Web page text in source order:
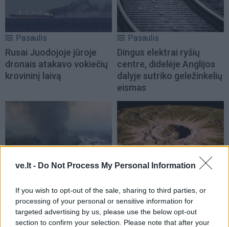
ve.lt - Do Not Process My Personal Information
If you wish to opt-out of the sale, sharing to third parties, or
processing of your personal or sensitive information for
targeted advertising by us, please use the below opt-out
section to confirm your selection. Please note that after your
Pasaulis
Rusai Juodojoje jūroje
dronais atakavo vokiečių
krovininį laivą
Pasaulis
Dingus elektrai ryšių
centre, didelėje Anglijos
dalyje sutriko geležinkelių
eismas
Ukrainos pareigūnas:
dabar – iš tiesų bloga
padėtis
Naujas krateris Mėnulyje:
„SpaceX“ raketos liekana
rėžėsi į Žemės palydovą